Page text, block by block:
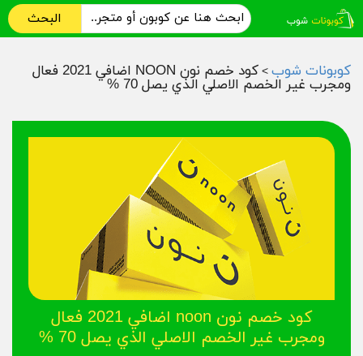
البحث
كوبونات شوب > كود خصم نون NOON اضافي 2021 فعال
ومجرب غير الخصم الاصلي الذي يصل 70 %
كود خصم نون noon اضافي 2021 فعال
ومجرب غير الخصم الاصلي الذي يصل 70 %